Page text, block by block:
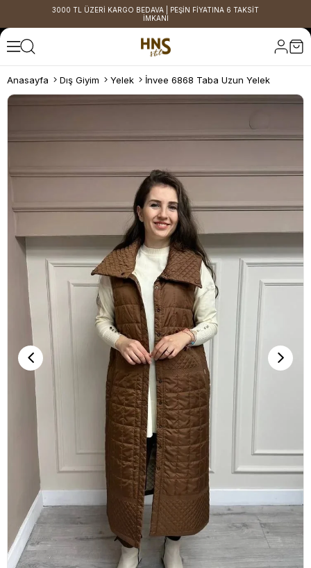
3000 TL ÜZERİ KARGO BEDAVA | PEŞİN FİYATINA 6 TAKSİT
İMKANI
Anasayfa Dış Giyim Yelek İnvee 6868 Taba Uzun Yelek